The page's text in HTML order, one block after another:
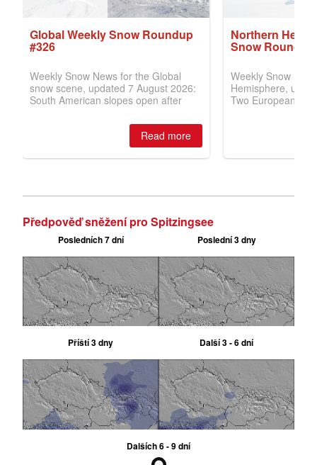
Předpověď sněžení pro Spitzingsee
Posledních 7 dní Poslední 3 dny
Příští 3 dny Další 3 - 6 dní
Dalších 6 - 9 dní